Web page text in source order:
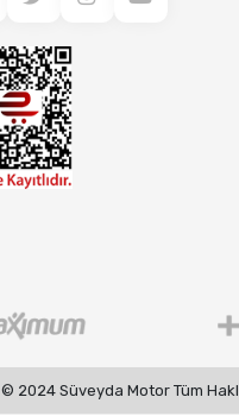
© 2024 Süveyda Motor Tüm